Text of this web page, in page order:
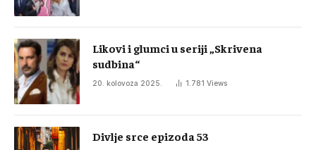
Likovi i glumci u seriji „Skrivena
sudbina“
20. kolovoza 2025. 1.781 Views
Divlje srce epizoda 53